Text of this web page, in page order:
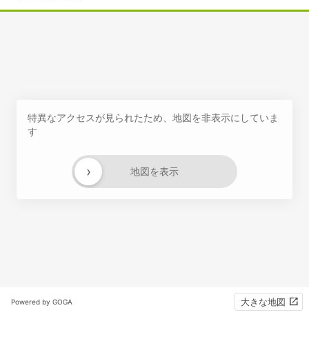
特異なアクセスが見られたため、地図を非表示にしていま
す
地図を表示
›
Powered by GOGA 大きな地図